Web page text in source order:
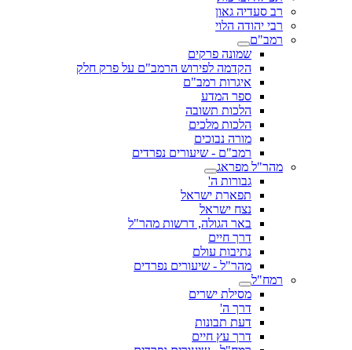
רב סעדיה גאון
רבי יהודה הלוי
רמב"ם
שמונה פרקים
הקדמה לפירוש הרמב"ם על פרק חלק
איגרות רמב"ם
ספר המדע
הלכות תשובה
הלכות מלכים
מורה נבוכים
רמב"ם - שיעורים נפרדים
מהר"ל מפראג
גבורות ה'
תפארת ישראל
נצח ישראל
באר הגולה, דרשות מהר"ל
דרך חיים
נתיבות עולם
מהר"ל - שיעורים נפרדים
רמח"ל
מסילת ישרים
דרך ה'
דעת תבונות
דרך עץ חיים